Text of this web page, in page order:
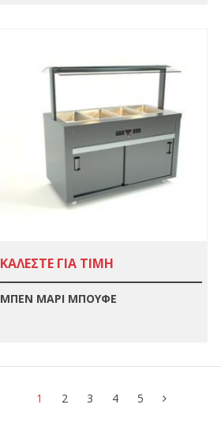
ΚΑΛΕΣΤΕ ΓΙΑ ΤΙΜΗ
ΜΠΕΝ ΜΑΡΙ ΜΠΟΥΦΕ
1 2 3 4 5